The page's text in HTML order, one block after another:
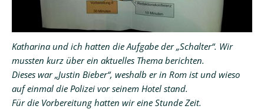
Katharina und ich hatten die Aufgabe der „Schalter“. Wir
mussten kurz über ein aktuelles Thema berichten.
Dieses war „Justin Bieber“, weshalb er in Rom ist und wieso
auf einmal die Polizei vor seinem Hotel stand.
Für die Vorbereitung hatten wir eine Stunde Zeit.